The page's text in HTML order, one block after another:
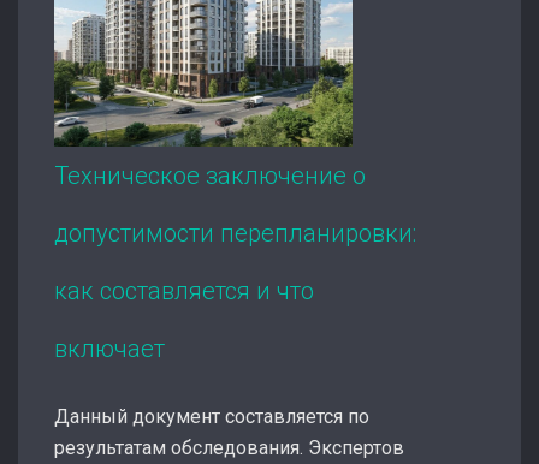
Техническое заключение о
допустимости перепланировки:
как составляется и что
включает
Данный документ составляется по
результатам обследования. Экспертов